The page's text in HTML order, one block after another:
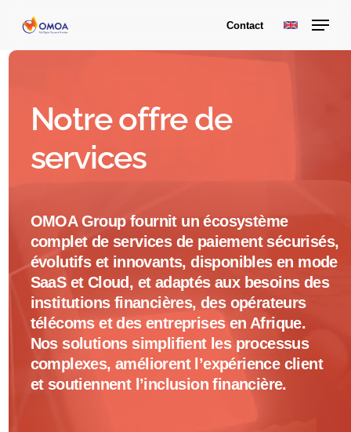
main
Contact
Menu
Notre offre de
services
OMOA Group fournit un écosystème
complet de services de paiement sécurisés,
évolutifs et innovants, disponibles en mode
SaaS et Cloud, et adaptés aux besoins des
institutions financières, des opérateurs
télécoms et des entreprises en Afrique.
Nos solutions simplifient les processus
complexes, améliorent l’expérience client
et soutiennent l’inclusion financière.